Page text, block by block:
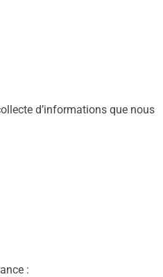
d’informations que nous
: